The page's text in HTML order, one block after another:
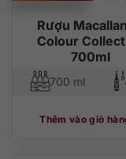
Rượu
Colour
700ml
700 ml
Thêm vào giỏ